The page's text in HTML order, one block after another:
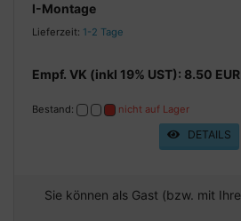
I-Montage
Lieferzeit: 1-2 Tage
Empf. VK (inkl 19% UST): 8.50 EUR
Bestand: nicht auf Lager
DETAILS
Sie können als Gast (bzw. mit